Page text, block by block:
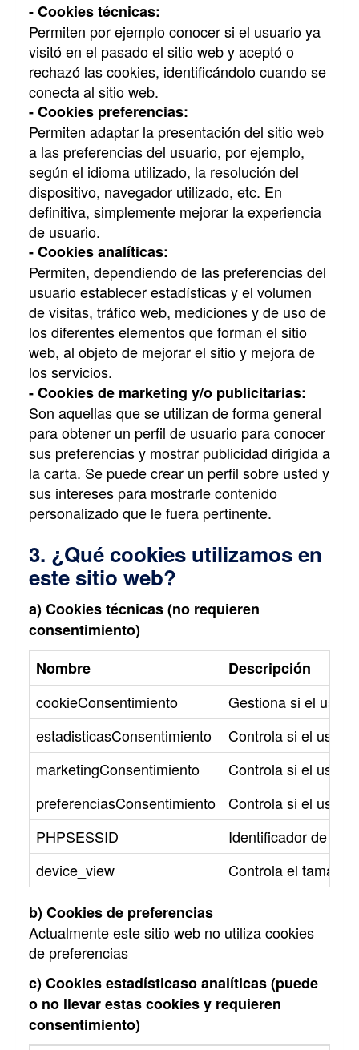
- Cookies técnicas:
Permiten por ejemplo conocer si el usuario ya
visitó en el pasado el sitio web y aceptó o
rechazó las cookies, identificándolo cuando se
conecta al sitio web.
- Cookies preferencias:
Permiten adaptar la presentación del sitio web
a las preferencias del usuario, por ejemplo,
según el idioma utilizado, la resolución del
dispositivo, navegador utilizado, etc. En
definitiva, simplemente mejorar la experiencia
de usuario.
- Cookies analíticas:
Permiten, dependiendo de las preferencias del
usuario establecer estadísticas y el volumen
de visitas, tráfico web, mediciones y de uso de
los diferentes elementos que forman el sitio
web, al objeto de mejorar el sitio y mejora de
los servicios.
- Cookies de marketing y/o publicitarias:
Son aquellas que se utilizan de forma general
para obtener un perfil de usuario para conocer
sus preferencias y mostrar publicidad dirigida a
la carta. Se puede crear un perfil sobre usted y
sus intereses para mostrarle contenido
personalizado que le fuera pertinente.
3. ¿Qué cookies utilizamos en
este sitio web?
a) Cookies técnicas (no requieren
consentimiento)
Nombre
Descripción
cookieConsentimiento
Gestiona si el
estadisticasConsentimiento
Controla si el
marketingConsentimiento
Controla si el
preferenciasConsentimiento
Controla si el
PHPSESSID
Identificador de la
device_view
Controla el tamaño
b) Cookies de preferencias
Actualmente este sitio web no utiliza cookies
de preferencias
c) Cookies estadísticaso analíticas (puede
o no llevar estas cookies y requieren
consentimiento)